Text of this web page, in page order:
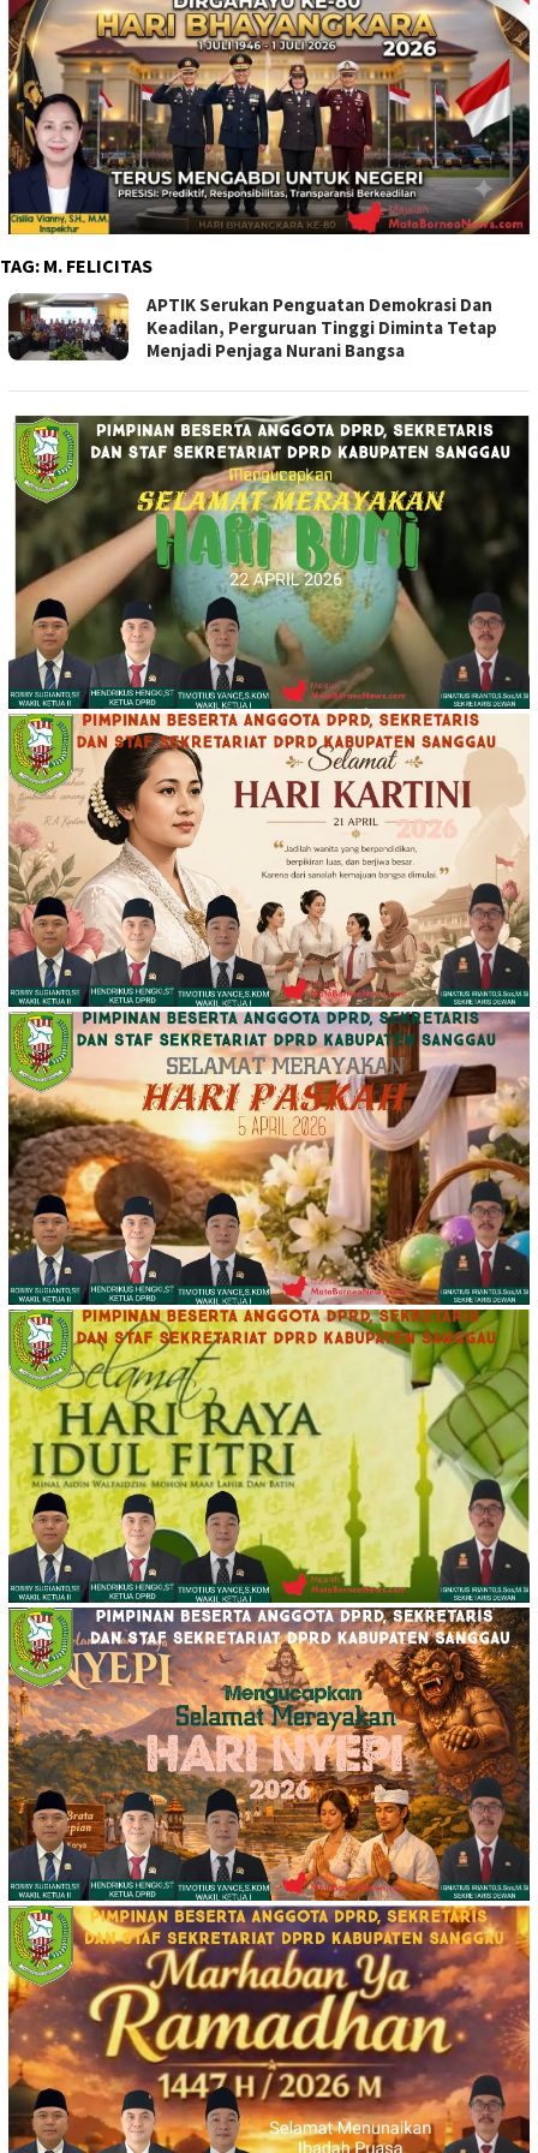
TAG: M. FELICITAS
APTIK Serukan Penguatan Demokrasi Dan
Keadilan, Perguruan Tinggi Diminta Tetap
Menjadi Penjaga Nurani Bangsa